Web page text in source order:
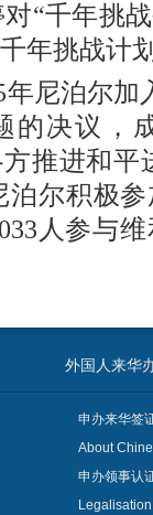
“千年挑
年挑战计
年尼泊尔
的决议，
推进和
泊尔积极
人参与
外国人来华
申办来华签
About
申办领事认